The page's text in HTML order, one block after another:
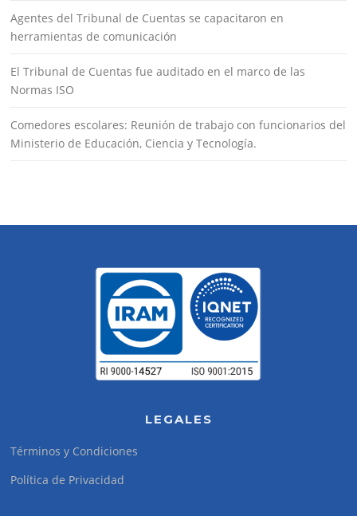
Agentes del Tribunal de Cuentas se capacitaron en
herramientas de comunicación
El Tribunal de Cuentas fue auditado en el marco de las
Normas ISO
Comedores escolares: Reunión de trabajo con funcionarios del
Ministerio de Educación, Ciencia y Tecnología.
LEGALES
Términos y Condiciones
Política de Privacidad